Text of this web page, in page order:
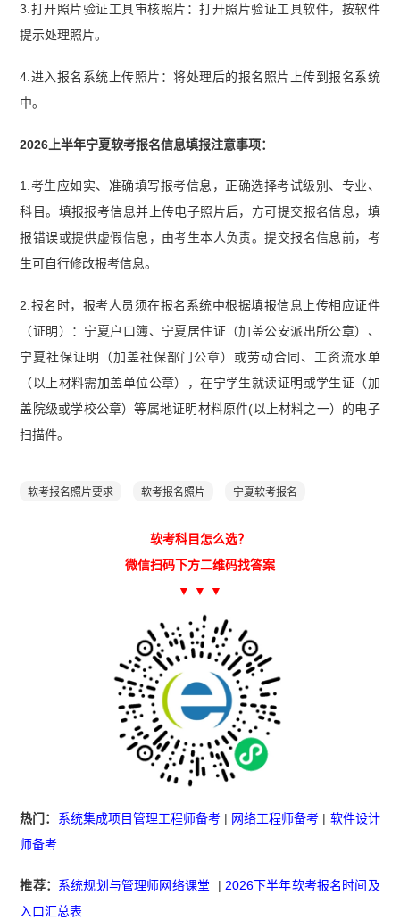
3.打开照片验证工具审核照片：打开照片验证工具软件，按软件
提示处理照片。
4.进入报名系统上传照片：将处理后的报名照片上传到报名系统
中。
2026上半年宁夏软考报名信息填报注意事项：
1.考生应如实、准确填写报考信息，正确选择考试级别、专业、
科目。填报报考信息并上传电子照片后，方可提交报名信息，填
报错误或提供虚假信息，由考生本人负责。提交报名信息前，考
生可自行修改报考信息。
2.报名时，报考人员须在报名系统中根据填报信息上传相应证件
（证明）：宁夏户口簿、宁夏居住证（加盖公安派出所公章）、
宁夏社保证明（加盖社保部门公章）或劳动合同、工资流水单
（以上材料需加盖单位公章），在宁学生就读证明或学生证（加
盖院级或学校公章）等属地证明材料原件(以上材料之一）的电子
扫描件。
软考报名照片要求 软考报名照片 宁夏软考报名
软考科目怎么选？
微信扫码下方二维码找答案
▼ ▼ ▼
热门： 系统集成项目管理工程师备考 | 网络工程师备考 | 软件设计
师备考
推荐： 系统规划与管理师网络课堂 | 2026下半年软考报名时间及
入口汇总表